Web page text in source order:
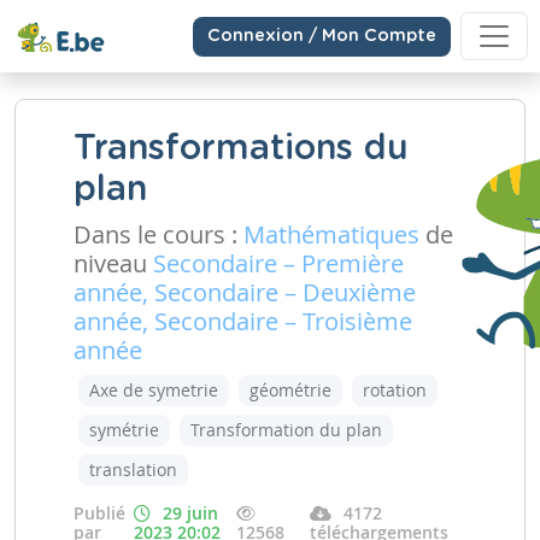
Connexion / Mon Compte
Transformations du
plan
Dans le cours : Mathématiques de
niveau Secondaire – Première
année, Secondaire – Deuxième
année, Secondaire – Troisième
année
Axe de symetrie géométrie
rotation
symétrie
Transformation du plan
translation
Publié
par
29 juin
2023 20:02
12568
4172
téléchargements